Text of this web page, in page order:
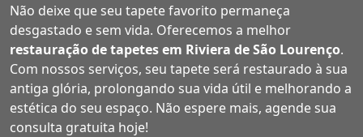
Não deixe que seu tapete favorito permaneça
desgastado e sem vida. Oferecemos a melhor
restauração de tapetes em Riviera de São Lourenço.
Com nossos serviços, seu tapete será restaurado à sua
antiga glória, prolongando sua vida útil e melhorando a
estética do seu espaço. Não espere mais, agende sua
consulta gratuita hoje!